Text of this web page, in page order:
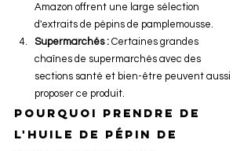
Amazon offrent une large sélection
d'extraits de pépins de pamplemousse.
Supermarchés : Certaines grandes
chaînes de supermarchés avec des
sections santé et bien-être peuvent aussi
proposer ce produit.
Pourquoi prendre de
l'huile de pépin de